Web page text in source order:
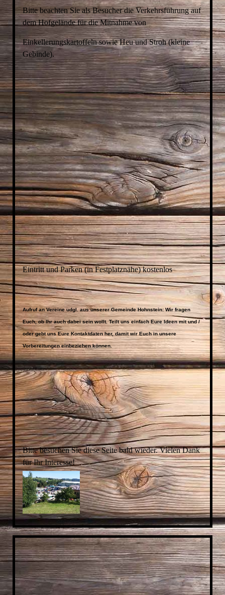
Bitte beachten Sie als Besucher die Verkehrsführung auf
dem Hofgelände für die Mitnahme von
Einkellerungskartoffeln sowie Heu und Stroh (kleine
Gebinde).
Eintritt und Parken (in Festplatznähe) kostenlos
Aufruf an Vereine udgl. aus unserer Gemeinde Hohnstein:Wir fragen
Euch, ob Ihr auch dabei sein wollt. Teilt uns einfach Eure Ideen mit und /
oder gebt uns Eure Kontaktdaten her, damit wir Euch in unsere
Vorbereitungen einbeziehen können.
Bitte besuchen Sie diese Seite bald wieder. Vielen Dank
für Ihr Interesse!